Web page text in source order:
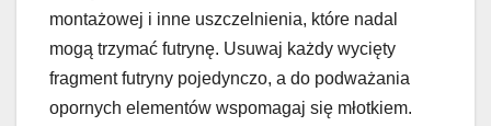
montażowej i inne uszczelnienia, które nadal
mogą trzymać futrynę. Usuwaj każdy wycięty
fragment futryny pojedynczo, a do podważania
opornych elementów wspomagaj się młotkiem.